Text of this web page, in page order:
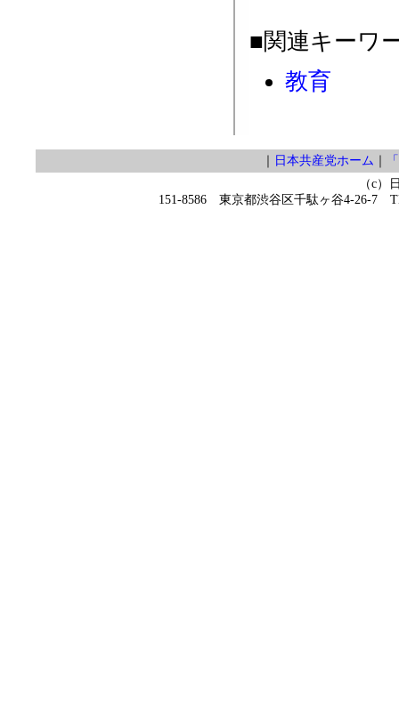
■関連キーワ
教育
｜ 日本共産党ホーム ｜
（c）
151-8586 東京都渋谷区千駄ヶ谷4-26-7